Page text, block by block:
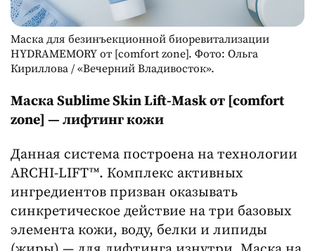
Маска для безинъекционной биоревитализации
HYDRAMEMORY от [comfort zone]. Фото: Ольга
Кириллова / «Вечерний Владивосток».
Маска Sublime Skin Lift-Mask от [comfort
zone] — лифтинг кожи
Данная система построена на технологии
ARCHI-LIFT™. Комплекс активных
ингредиентов призван оказывать
синкретическое действие на три базовых
элемента кожи, воду, белки и липиды